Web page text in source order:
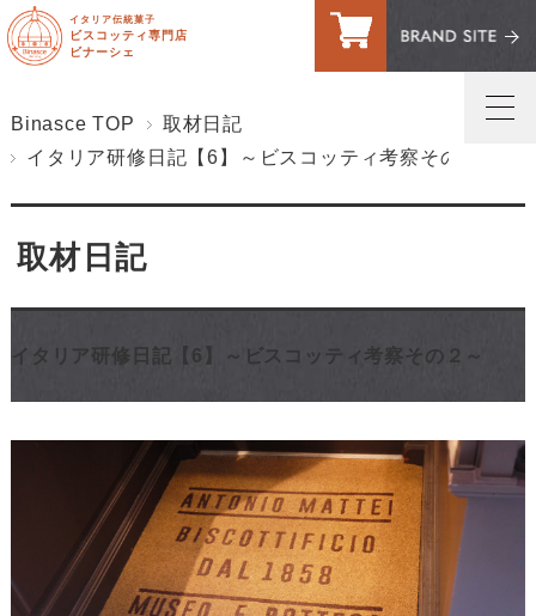
イタリア伝統菓子
ビスコッティ専門店
ビナーシェ
トップページ
買い物カゴ
Binasce TOP
取材日記
イタリア研修日記【6】～ビスコッティ考察その２～
取材日記
イタリア研修日記【6】～ビスコッティ考察その２～